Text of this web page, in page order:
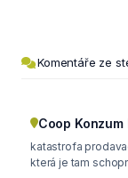
Komentáře ze
Coop Konzum
katastrofa
která je tam